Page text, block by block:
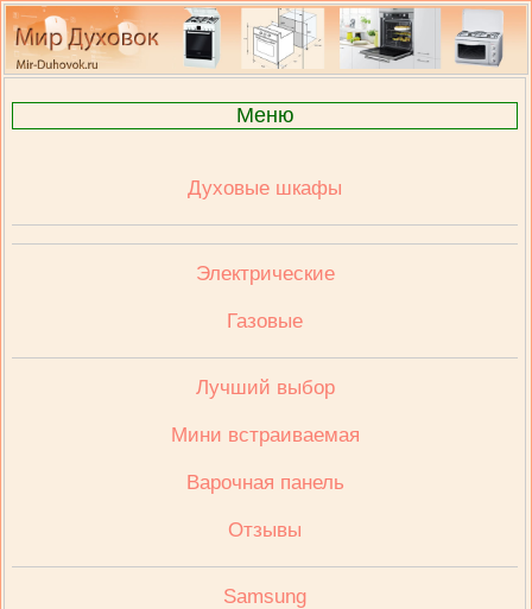
Меню
Духовые шкафы
Электрические
Газовые
Лучший выбор
Мини встраиваемая
Варочная панель
Отзывы
Samsung